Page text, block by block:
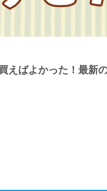
えばよかった！最新